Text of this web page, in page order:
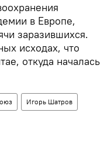
в Европе,
заразившихся.
исходах, что
откуда началась
Игорь Шатров